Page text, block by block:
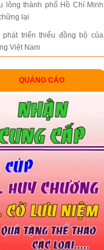
lông thành phố Hồ Chí Minh
lại
phát triển thiếu đồng bộ của
Việt Nam
cầu lông đồng đội toàn
lông VN không thiếu nhân tài
không có sự đầu tư thỏa đáng
Minh gặp thử thách lớn tại
Quốc mở rộng
lông thành phố Hồ Chí Minh
lại
phát triển thiếu đồng bộ của
Việt Nam
QUẢNG CÁO